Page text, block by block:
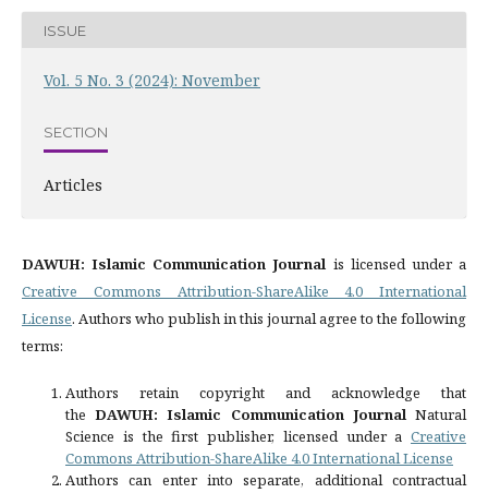
ISSUE
Vol. 5 No. 3 (2024): November
SECTION
Articles
DAWUH: Islamic Communication Journal is licensed under a
Creative Commons Attribution-ShareAlike 4.0 International
License. Authors who publish in this journal agree to the following
terms:
Authors retain copyright and acknowledge that
theDAWUH: Islamic Communication JournalNatural
Science is the first publisher, licensed under a Creative
Commons Attribution-ShareAlike 4.0 International License
Authors can enter into separate, additional contractual